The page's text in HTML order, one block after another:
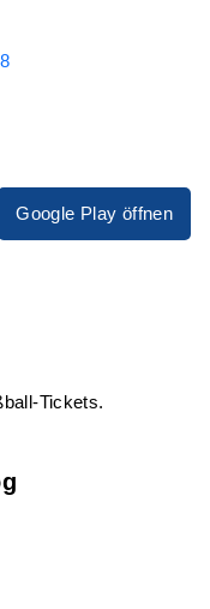
Google Play öffnen
Tickets.